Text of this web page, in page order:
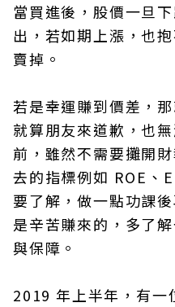
當買進後，股價一旦
出，若如期上漲，也
賣掉。
若是幸運賺到價差，
就算朋友來道歉，也
前，雖然不需要攤開
去的指標例如 ROE、
要了解，做一點功課
是辛苦賺來的，多了
與保障。
2019 年上半年，有一